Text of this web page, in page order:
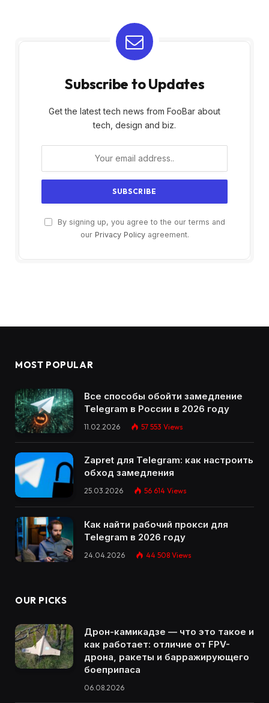
Subscribe to Updates
Get the latest tech news from FooBar about
tech, design and biz.
By signing up, you agree to the our terms and
our Privacy Policyagreement.
MOST POPULAR
Все способы обойти замедление
Telegram в России в 2026 году
11.02.2026 57 553 Views
Zapret для Telegram: как настроить
обход замедления
25.03.2026 56 614 Views
Как найти рабочий прокси для
Telegram в 2026 году
24.04.2026 44 508 Views
OUR PICKS
Дрон-камикадзе — что это такое и
как работает: отличие от FPV-
дрона, ракеты и барражирующего
боеприпаса
06.08.2026